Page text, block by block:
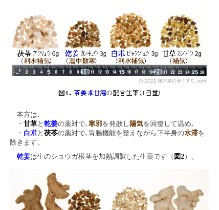
本方は､
・ 甘草と 乾姜の薬対で､ 寒邪を発散し 陽気を回復して温め､
・ 白朮と 茯苓の薬対で､胃腸機能を整えながら下半身の水滞を
除きます。
乾姜は生のショウガ根茎を加熱調製した生薬です（ 図2）。